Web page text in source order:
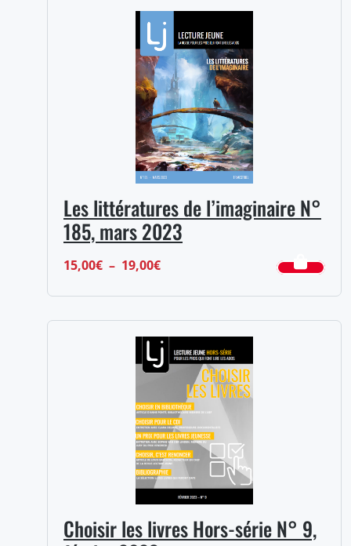
Les littératures de l’imaginaire N°
185, mars 2023
15,00€ – 19,00€Plage
15,00€
à
19,00€
Choisir les livres Hors-série N° 9,